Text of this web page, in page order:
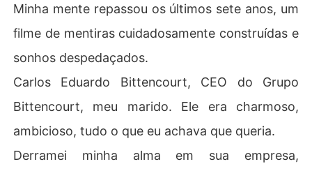
Minha mente repassou os últimos sete anos, um
filme de mentiras cuidadosamente construídas e
sonhos despedaçados.
Carlos Eduardo Bittencourt, CEO do Grupo
Bittencourt, meu marido. Ele era charmoso,
ambicioso, tudo o que eu achava que queria.
Derramei minha alma em sua empresa,